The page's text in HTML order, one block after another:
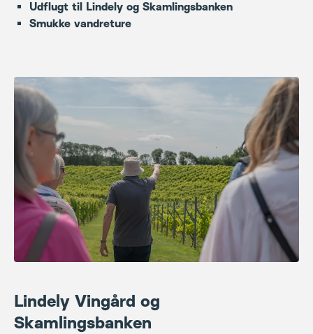
Lindely Vingård og
Skamlingsbanken
Vi begynder dagen på Lindely, en stemningsfuld
økologisk vingård omgivet af bløde bakker og smuk
natur. Her får vi indblik i stedets bæredygtige tilgang
nyder roen og den særlige atmosfære, som
kendetegner gården.